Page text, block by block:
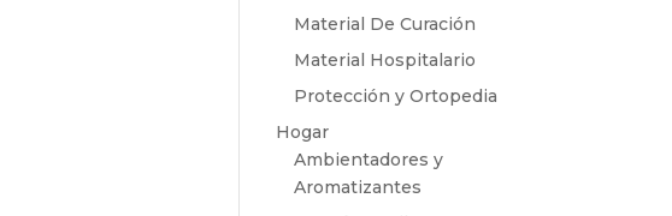
Material De Curación
Material Hospitalario
Protección y Ortopedia
Hogar
Ambientadores y
Aromatizantes